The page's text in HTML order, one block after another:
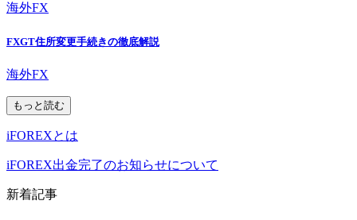
海外FX
FXGT住所変更手続きの徹底解説
海外FX
もっと読む
iFOREXとは
iFOREX出金完了のお知らせについて
新着記事